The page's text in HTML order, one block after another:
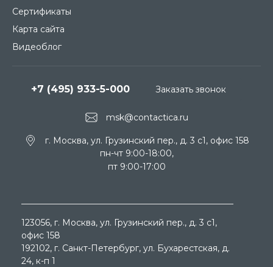
Сертификаты
Карта сайта
Видеоблог
msk@contactica.ru
+7 (495) 933-5-000
г. Москва, ул. Грузинский пер., д. 3 c1, офис 158
пн-чт 9:00-18:00,
пт 9:00-17:00
Заказать звонок
123056, г. Москва, ул. Грузинский пер., д. 3 c1,
офис 158
192102, г. Санкт-Петербург, ул. Бухарестская, д.
24, к-п 1